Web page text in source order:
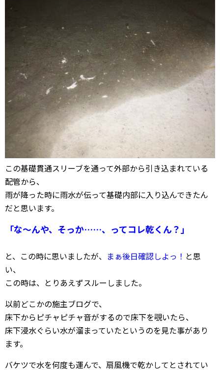
この基礎貫通スリーブを通って外部から引き込まれている
配管から、
雨が降った時に雨水が伝って基礎内部に入り込んできたん
だと思います。
「な～んや、そっか……、ってコレ乾くん？」
と、この時に思いましたが、 まぁ後日確認しよっ！ と思
い、
この時は、とりあえずスルーしました。
以前どこかの施主ブログで、
床下からピチャピチャ音がするので床下を覗いたら、
床下浸水ぐらい水が溜まっていたというのを見た事があり
ます。
バケツで水を何度も運んで、扇風機で乾かしてとされてい